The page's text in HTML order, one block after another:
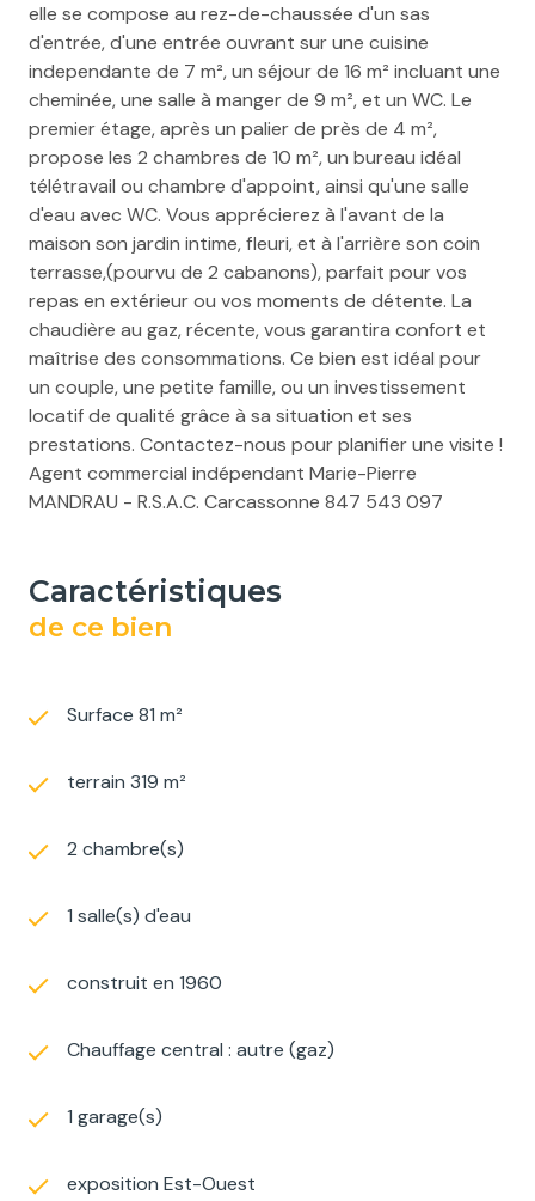
elle se compose au rez-de-chaussée d'un sas
d'entrée, d'une entrée ouvrant sur une cuisine
independante de 7 m², un séjour de 16 m² incluant une
cheminée, une salle à manger de 9 m², et un WC. Le
premier étage, après un palier de près de 4 m²,
propose les 2 chambres de 10 m², un bureau idéal
télétravail ou chambre d'appoint, ainsi qu'une salle
d'eau avec WC. Vous apprécierez à l'avant de la
maison son jardin intime, fleuri, et à l'arrière son coin
terrasse,(pourvu de 2 cabanons), parfait pour vos
repas en extérieur ou vos moments de détente. La
chaudière au gaz, récente, vous garantira confort et
maîtrise des consommations. Ce bien est idéal pour
un couple, une petite famille, ou un investissement
locatif de qualité grâce à sa situation et ses
prestations. Contactez-nous pour planifier une visite !
Agent commercial indépendant Marie-Pierre
MANDRAU - R.S.A.C. Carcassonne 847 543 097
caractéristiques
de ce bien
Surface 81 m²
terrain 319 m²
2 chambre(s)
1 salle(s) d'eau
construit en 1960
Chauffage central : autre (gaz)
1 garage(s)
exposition Est-Ouest